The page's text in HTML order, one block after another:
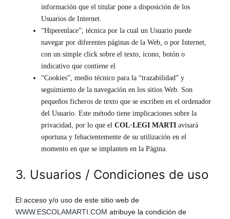
información que el titular pone a disposición de los
Usuarios de Internet.
“Hiperenlace”, técnica por la cual un Usuario puede
navegar por diferentes páginas de la Web, o por Internet,
con un simple click sobre el texto, icono, botón o
indicativo que contiene el
“Cookies”, medio técnico para la “trazabilidad” y
seguimiento de la navegación en los sitios Web. Son
pequeños ficheros de texto que se escriben en el ordenador
del Usuario. Este método tiene implicaciones sobre la
privacidad, por lo que el COL·LEGI MARTI avisará
oportuna y fehacientemente de su utilización en el
momento en que se implanten en la Página.
3. Usuarios / Condiciones de uso
El acceso y/o uso de este sitio web de
WWW.ESCOLAMARTI.COM atribuye la condición de